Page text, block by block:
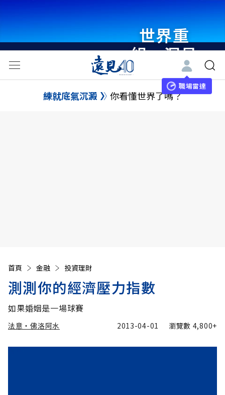
世界重
組・洞見
未來 與
世界領袖
職場雷達
練就底氣沉澱 你看懂世界了嗎？
首頁 金融 投資理財
測測你的經濟壓力指數
如果婚姻是一場球賽
法意‧佛洛阿水 2013-04-01 瀏覽數 4,800+